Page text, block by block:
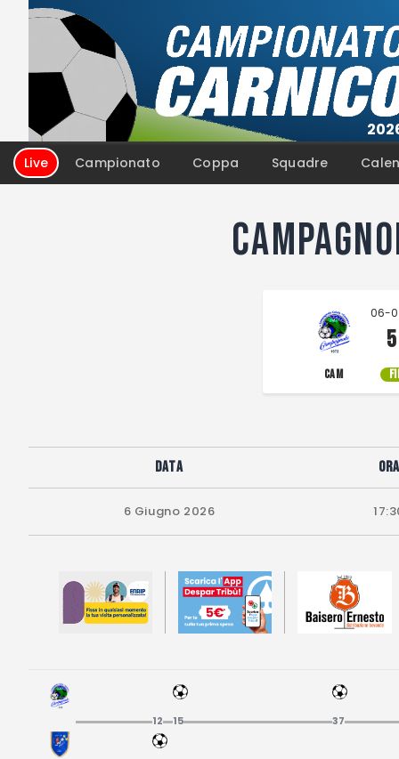
Live Campionato Coppa Squadre
06-
CAM
Data Ora
6 Giugno 2026
12 15 37